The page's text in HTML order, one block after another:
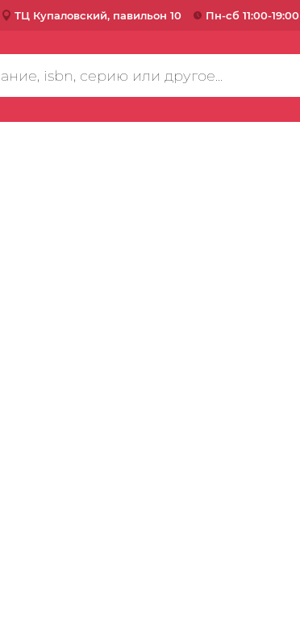
ТЦ Купаловский, павильон 10 Пн-сб 11:00-19:00